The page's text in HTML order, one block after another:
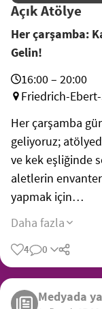
Açık Atölye
Her çarşamba:
Gelin!
16:00 – 20:00
Friedrich-
Her çarşamba
geliyoruz;
ve kek eşliğinde
aletlerin
yapmak için…
Daha fazla
4 0
Medyada